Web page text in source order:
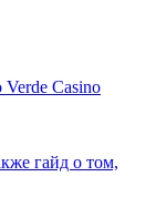
Verde Casino
гайд о том,